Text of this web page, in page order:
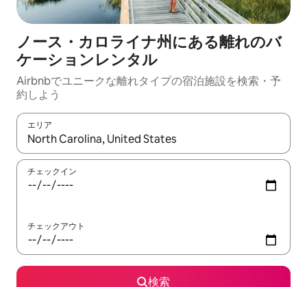
ノース・カロライナ州にある離れのバ
ケーションレンタル
Airbnbでユニークな離れタイプの宿泊施設を検索・予
約しよう
エリア
検索結果が表示されたら、上下の矢印キーを使って移動するか
チェックイン
チェックアウト
検索